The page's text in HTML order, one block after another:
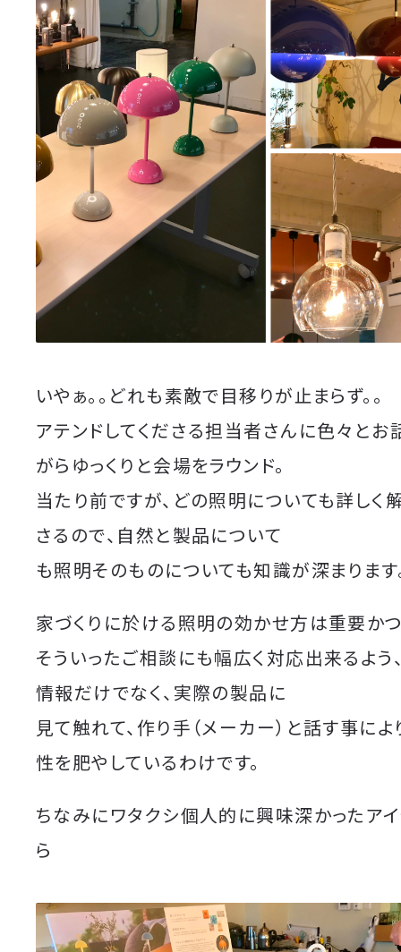
いやぁ。。どれも素敵で目移りが止まらず。。
アテンドしてくださる担当者さんに色々とお
がらゆっくりと会場をラウンド。
当たり前ですが、どの照明についても詳しく
さるので、自然と製品について
も照明そのものについても知識が深まります
家づくりに於ける照明の効かせ方は重要か
そういったご相談にも幅広く対応出来るよう
情報だけでなく、実際の製品に
見て触れて、作り手（メーカー）と話す事に
性を肥やしているわけです。
ちなみにワタクシ個人的に興味深かったア
ら